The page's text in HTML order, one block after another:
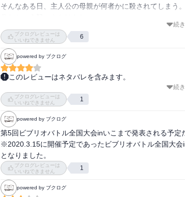
そんなある日、主人公の母親が何者かに殺されてしまう
なぜ母親は殺されなければいけなかったのか？
母親を死なせずにすむにはどうしたらいいのか？
そう考えた時、
彼は小学生にタイムリープしていた。
小学生の頃に起こった事件が母親が殺された事に関係して
主人公は事件が起こらないように努力し、何度も何度も
動き出した時間、その時にタイトルの意味に気づく。
物語の佳境で巻末になるので、次が気になって仕方なく
映画などにもなったが、色々省かれているので、原作で
続
ブクログレビューは
いいねできません
6
powered by ブクログ
このレビューはネタバレを含みます。
なんか見覚えがあるんだけど読んだことあったっけ？あ
あまり得意ではないけどこの作品の絵は好きだな。再上
な何かになるのでは？それこそ主人公の命とか…
続
ブクログレビューは
いいねできません
1
powered by ブクログ
第5回ビブリオバトル全国大会inいこまで発表される予定
※2020.3.15に開催予定であったビブリオバトル全国大
となりました。
ブクログレビューは
いいねできません
1
powered by ブクログ